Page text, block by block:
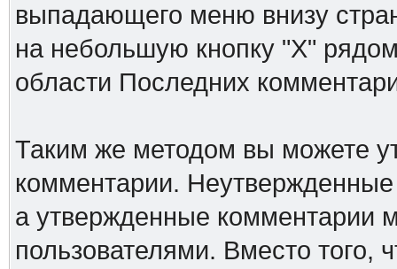
выпадающего меню внизу
на небольшую кнопку "Х"
области Последних
Таким же методом вы можете
комментарии.
а утвержденные комментарии
пользователями. Вместо